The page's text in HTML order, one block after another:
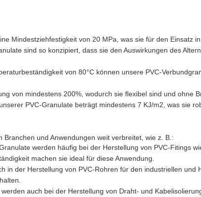
Mindestziehfestigkeit von 20 MPa, was sie für den Einsatz
sind so konzipiert, dass sie den Auswirkungen des
von 80°C können unsere PVC-
von mindestens 200%, wodurch sie flexibel sind und ohne
PVC-Granulate beträgt mindestens 7 KJ/m2, was sie
und Anwendungen weit verbreitet, wie z. B.:
werden häufig bei der Herstellung von PVC-Fitings
machen sie ideal für diese Anwendung.
in der Herstellung von PVC-Rohren für den industriellen und
auch bei der Herstellung von Draht- und